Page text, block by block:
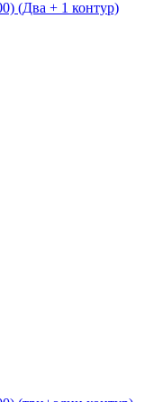
(Два + 1 контур)